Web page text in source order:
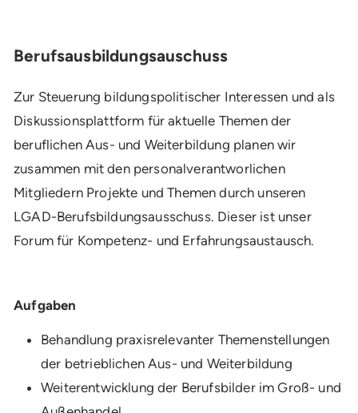
Berufsausbildungsauschuss
Zur Steuerung bildungspolitischer Interessen und als
Diskussionsplattform für aktuelle Themen der
beruflichen Aus- und Weiterbildung planen wir
zusammen mit den personalverantworlichen
Mitgliedern Projekte und Themen durch unseren
LGAD-Berufsbildungsausschuss. Dieser ist unser
Forum für Kompetenz- und Erfahrungsaustausch.
Aufgaben
Behandlung praxisrelevanter Themenstellungen
der betrieblichen Aus- und Weiterbildung
Weiterentwicklung der Berufsbilder im Groß- und